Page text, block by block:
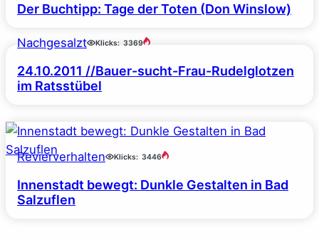
Der Buchtipp: Tage der Toten (Don Winslow)
Nachgesalzt Klicks: 3369
24.10.2011 //Bauer-sucht-Frau-Rudelglotzen
im Ratsstübel
Revierverhalten Klicks: 3446
Innenstadt bewegt: Dunkle Gestalten in Bad
Salzuflen